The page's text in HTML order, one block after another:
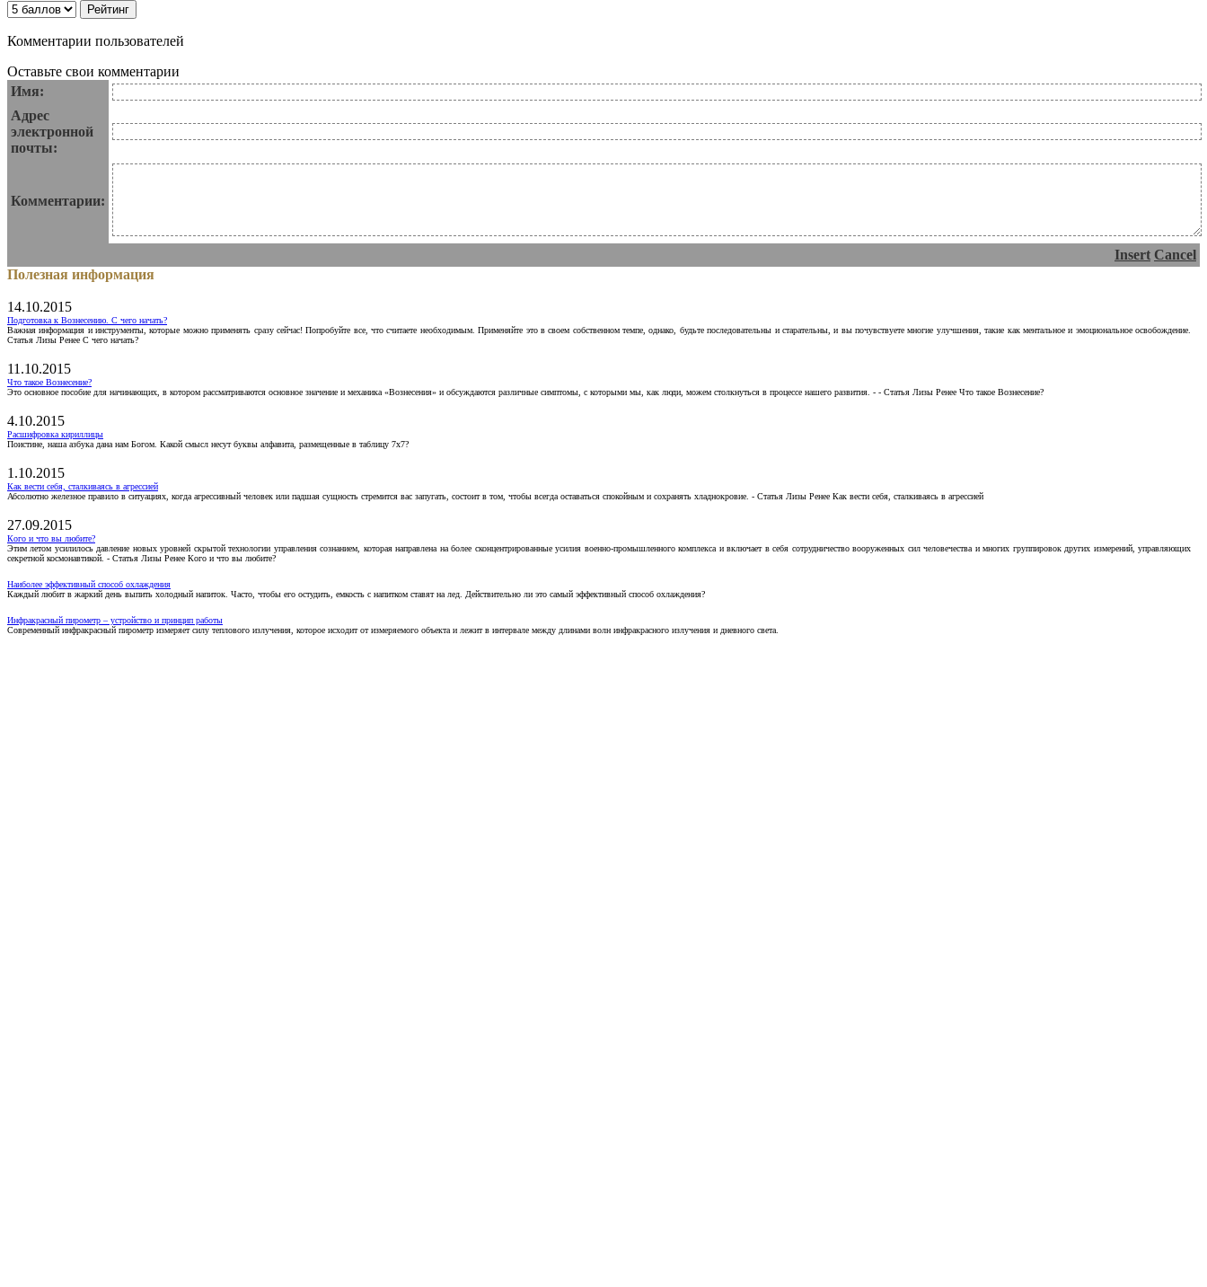
Комментарии пользователей
Оставьте свои комментарии
Имя:
Адрес
электронной
почты:
Комментарии:
Insert Cancel
Полезная информация
14.10.2015
Подготовка к Вознесению. С чего начать?
Важная информация и инструменты, которые можно применять сразу сейчас! Попробуйте все, что считаете необходимым. Применяйте это в своем собственном темпе, однако, будьте последовательны и старательны, и вы почувствуете многие улучшения, такие как ментальное и эмоциональное освобождение.
Статья Лизы Ренее С чего начать?
11.10.2015
Что такое Вознесение?
Это основное пособие для начинающих, в котором рассматриваются основное значение и механика «Вознесения» и обсуждаются различные симптомы, с которыми мы, как люди, можем столкнуться в процессе нашего развития. - - Статья Лизы Ренее Что такое Вознесение?
4.10.2015
Расшифровка кириллицы
Поистине, наша азбука дана нам Богом. Какой смысл несут буквы алфавита, размещенные в таблицу 7х7?
1.10.2015
Как вести себя, сталкиваясь в агрессией
Абсолютно железное правило в ситуациях, когда агрессивный человек или падшая сущность стремится вас запугать, состоит в том, чтобы всегда оставаться спокойным и сохранять хладнокровие. - Статья Лизы Ренее Как вести себя, сталкиваясь в агрессией
27.09.2015
Кого и что вы любите?
Этим летом усилилось давление новых уровней скрытой технологии управления сознанием, которая направлена на более сконцентрированные усилия военно-промышленного комплекса и включает в себя сотрудничество вооруженных сил человечества и многих группировок других измерений, управляющих
секретной космонавтикой. - Статья Лизы Ренее Кого и что вы любите?
Наиболее эффективный способ охлаждения
Каждый любит в жаркий день выпить холодный напиток. Часто, чтобы его остудить, емкость с напитком ставят на лед. Действительно ли это самый эффективный способ охлаждения?
Инфракрасный пирометр – устройство и принцип работы
Современный инфракрасный пирометр измеряет силу теплового излучения, которое исходит от измеряемого объекта и лежит в интервале между длинами волн инфракрасного излучения и дневного света.